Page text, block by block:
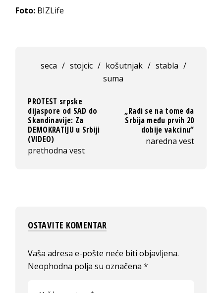
Foto: BIZLife
seca / stojcic / košutnjak / stabla /
suma
PROTEST srpske
dijaspore od SAD do
Skandinavije: Za
DEMOKRATIJU u Srbiji
(VIDEO)
prethodna vest
„Radi se na tome da
Srbija među prvih 20
dobije vakcinu“
naredna vest
OSTAVITE KOMENTAR
Vaša adresa e-pošte neće biti objavljena.
Neophodna polja su označena*